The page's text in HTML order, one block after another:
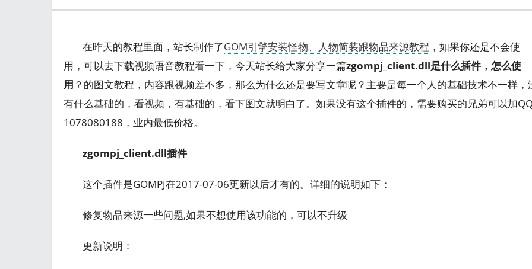
在昨天的教程里面，站长制作了GOM引擎安装怪物、人物简装跟物品来源教程 ，如果你还是不会使
用，可以去下载视频语音教程看一下，今天站长给大家分享一篇zgompj_client.dll是什么插件，怎么使
用 ？的图文教程，内容跟视频差不多，那么为什么还是要写文章呢？主要是每一个人的基础技术不一样，
有什么基础的，看视频，有基础的，看下图文就明白了。如果没有这个插件的，需要购买的兄弟可以加
1078080188，业内最低价格。
zgompj_client.dll插件
这个插件是GOMPJ在2017-07-06更新以后才有的。详细的说明如下：
修复物品来源一些问题,如果不想使用该功能的，可以不升级
更新说明：